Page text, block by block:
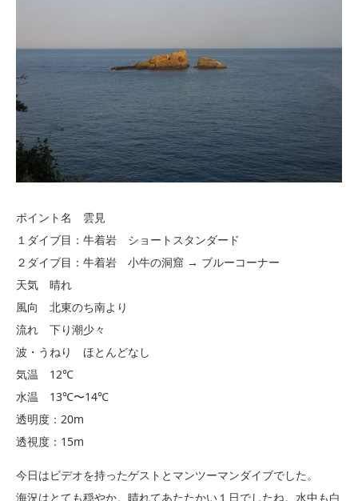
ポイント名 雲見
１ダイブ目：牛着岩 ショートスタンダード
２ダイブ目：牛着岩 小牛の洞窟 → ブルーコーナー
天気 晴れ
風向 北東のち南より
流れ 下り潮少々
波・うねり ほとんどなし
気温 12℃
水温 13℃〜14℃
透明度：20m
透視度：15m
今日はビデオを持ったゲストとマンツーマンダイブでした。
海況はとても穏やか。晴れてあたたかい１日でしたね。水中も白